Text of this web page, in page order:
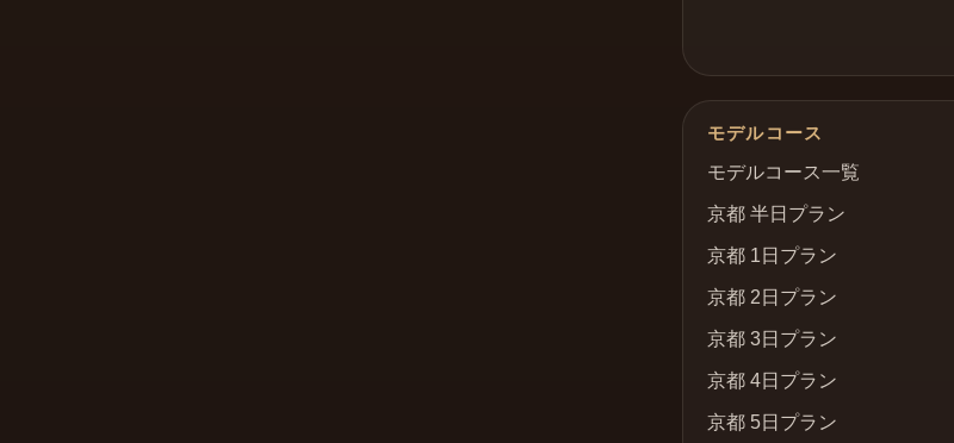
モデルコース
モデルコース一覧
京都 半日プラン
京都 1日プラン
京都 2日プラン
京都 3日プラン
京都 4日プラン
京都 5日プラン